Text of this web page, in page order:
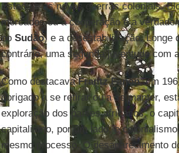
Estado e as novas guerras coloniais.
mercados ou à cooperação é a
no Sudão) e a desestabilização. Longe
contrário, uma segunda juventude com
Como destacavaFrantz Fanon, em
obrigado a se retirar ou a se manter,
exploração dos países africanos, o
capitalismo, por um lado, e
mesmo processo. O desaparecimento